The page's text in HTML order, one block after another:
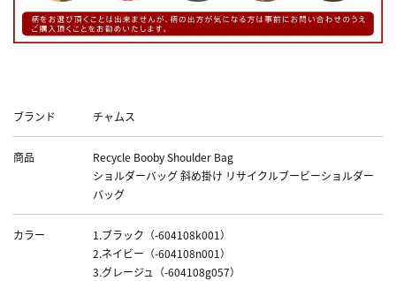
ブランド
チャムス
商品
Recycle Booby Shoulder Bag
ショルダーバッグ 斜め掛け リサイクルブービーショルダー
バッグ
カラー
1.ブラック（-604108k001）
2.ネイビー（-604108n001）
3.グレージュ（-604108g057）